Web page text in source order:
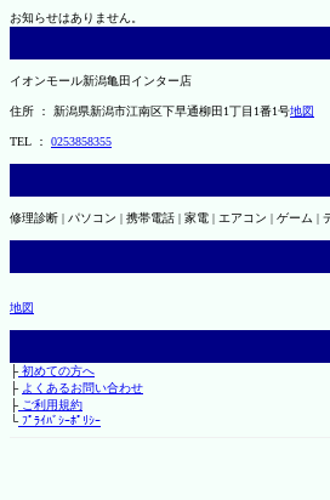
お知らせはありません。
イオンモール新潟亀田インター店
住所 ： 新潟県新潟市江南区下早通柳田1丁目1番1号地図
TEL ： 0253858355
修理診断 | パソコン | 携帯電話 | 家電 | エアコン | ゲーム |
地図
├初めての方へ
├ よくあるお問い合わせ
├ご利用規約
└ﾌﾟﾗｲﾊﾞｼｰﾎﾟﾘｼｰ